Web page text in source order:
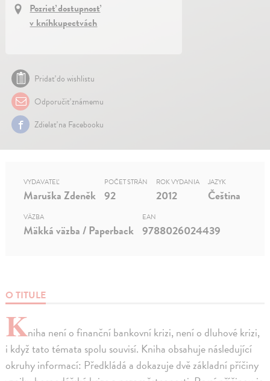
Pozrieť dostupnosť
v kníhkupectvách
Pridať do wishlistu
Odporučiť známemu
Zdielať na Facebooku
O TITULE
Kniha není o finanční bankovní krizi, není o dluhové krizi,
i když tato témata spolu souvisí. Kniha obsahuje následující
okruhy informací: Předkládá a dokazuje dvě základní příčiny
VYDAVATEĽ
Maruška Zdeněk
POČET STRÁN
92
ROK VYDANIA
2012
JAZYK
Čeština
VÄZBA
Mäkká väzba / Paperback
EAN
9788026024439